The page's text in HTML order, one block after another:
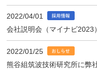
2022/04/01
会社説明会（マイナビ2023
2022/01/25
熊谷組筑波技術研究所に弊